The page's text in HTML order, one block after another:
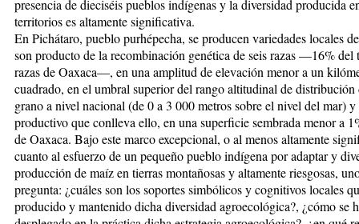
presencia de dieciséis pueblos indígenas y la diversidad producida
territorios es altamente significativa.
En Pichátaro, pueblo purhépecha, se producen variedades locales
son producto de la recombinación genética de seis razas —16% del
razas de Oaxaca—, en una amplitud de elevación menor a un
cuadrado, en el umbral superior del rango altitudinal de distribución
grano a nivel nacional (de 0 a 3 000 metros sobre el nivel del mar)
productivo que conlleva ello, en una superficie sembrada menor a
de Oaxaca. Bajo este marco excepcional, o al menos altamente
cuanto al esfuerzo de un pequeño pueblo indígena por adaptar y
producción de maíz en tierras montañosas y altamente riesgosas,
pregunta: ¿cuáles son los soportes simbólicos y cognitivos locales
producido y mantenido dicha diversidad agroecológica?, ¿cómo se